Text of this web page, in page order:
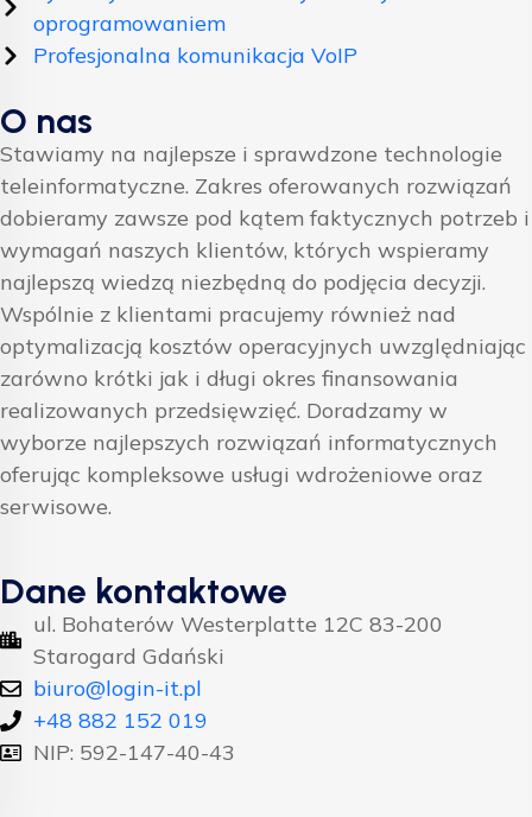
oprogramowaniem
Profesjonalna komunikacja VoIP
O nas
Stawiamy na najlepsze i sprawdzone technologie
teleinformatyczne. Zakres oferowanych rozwiązań
dobieramy zawsze pod kątem faktycznych potrzeb i
wymagań naszych klientów, których wspieramy
najlepszą wiedzą niezbędną do podjęcia decyzji.
Wspólnie z klientami pracujemy również nad
optymalizacją kosztów operacyjnych uwzględniając
zarówno krótki jak i długi okres finansowania
realizowanych przedsięwzięć. Doradzamy w
wyborze najlepszych rozwiązań informatycznych
oferując kompleksowe usługi wdrożeniowe oraz
serwisowe.
Dane kontaktowe
ul. Bohaterów Westerplatte 12C 83-200
Starogard Gdański
biuro@login-it.pl
+48 882 152 019
NIP: 592-147-40-43